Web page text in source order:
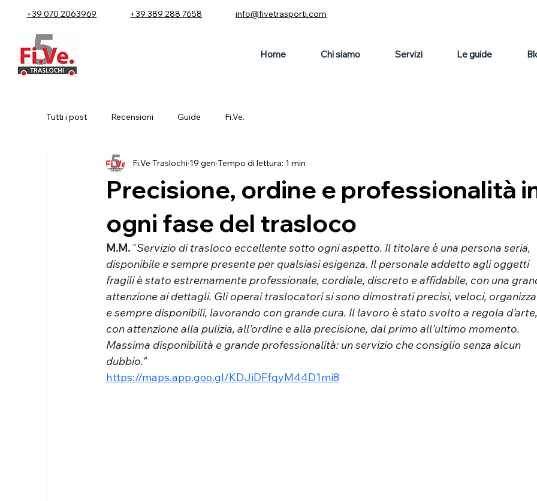
Home Chi siamo Servizi Le guide
+39 070 2063969 info@fivetrasporti.com
+39 389 288 7658
Tutti i post Recensioni Guide Fi.Ve.
Precisione, ordine e professionalità
ogni fase del trasloco
Fi.Ve Traslochi 19 gen Tempo di lettura: 1 min
M.M. "Servizio di trasloco eccellente sotto ogni aspetto. Il titolare è una persona seria,
disponibile e sempre presente per qualsiasi esigenza. Il personale addetto agli oggetti
fragili è stato estremamente professionale, cordiale, discreto e affidabile, con una
attenzione ai dettagli. Gli operai traslocatori si sono dimostrati precisi, veloci,
e sempre disponibili, lavorando con grande cura. Il lavoro è stato svolto a regola d’arte,
con attenzione alla pulizia, all’ordine e alla precisione, dal primo all’ultimo momento.
Massima disponibilità e grande professionalità: un servizio che consiglio senza alcun
dubbio."
https://maps.app.goo.gl/KDJiDFfqyM44D1mi8